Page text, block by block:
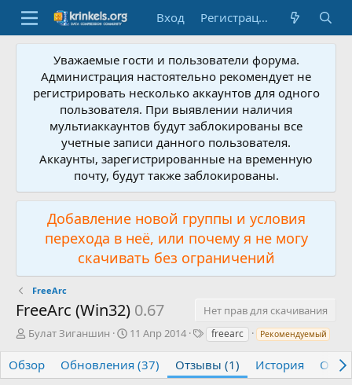
Вход Регистрация
Уважаемые гости и пользователи форума.
Администрация настоятельно рекомендует не
регистрировать несколько аккаунтов для одного
пользователя. При выявлении наличия
мультиаккаунтов будут заблокированы все
учетные записи данного пользователя.
Аккаунты, зарегистрированные на временную
почту, будут также заблокированы.
Добавление новой группы и условия
перехода в неё, или почему я не могу
скачивать без ограничений
FreeArc
FreeArc (Win32) 0.67
Нет прав для скачивания
А
т
о
Булат Зиганшин
Д
т
а
11 Апр 2014
Т
г
и
freearc Рекомендуемый
Обзор Обновления (37) Отзывы (1) История